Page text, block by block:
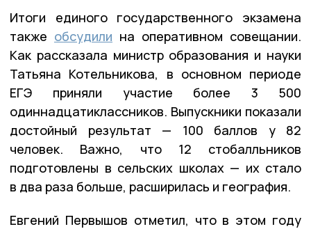
Итоги единого государственного экзамена
также обсудили на оперативном совещании.
Как рассказала министр образования и науки
Татьяна Котельникова, в основном периоде
ЕГЭ приняли участие более 3 500
одиннадцатиклассников. Выпускники показали
достойный результат — 100 баллов у 82
человек. Важно, что 12 стобалльников
подготовлены в сельских школах — их стало
в два раза больше, расширилась и география.
Евгений Первышов отметил, что в этом году